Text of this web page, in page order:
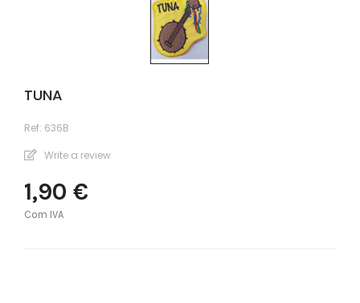
TUNA
Ref: 636B
Write a review
1,90 €
Com IVA